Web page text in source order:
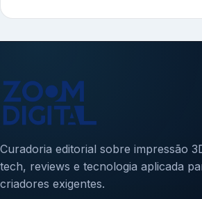
Curadoria editorial sobre impressão
tech, reviews e tecnologia aplicada
criadores exigentes.